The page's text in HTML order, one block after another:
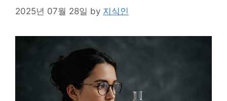
2025년 07월 28일 by 지식인